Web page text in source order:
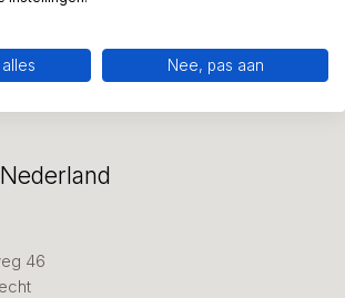
Klantenservice
46
Nee, pas aan